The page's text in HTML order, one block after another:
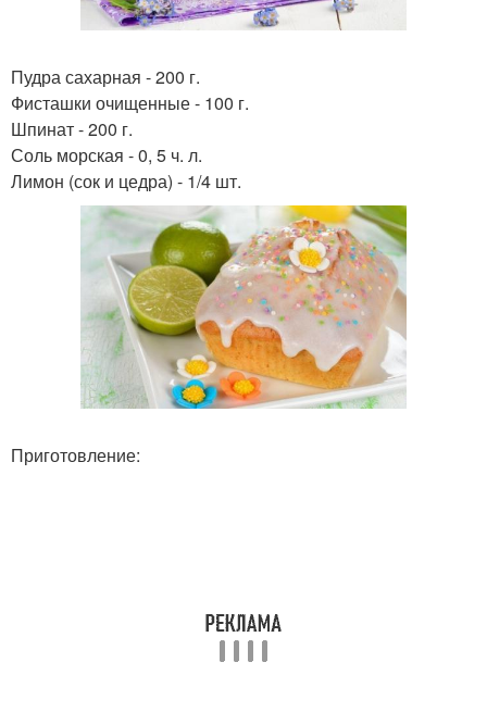
Пудра сахарная - 200 г.
Фисташки очищенные - 100 г.
Шпинат - 200 г.
Соль морская - 0, 5 ч. л.
Лимон (сок и цедра) - 1/4 шт.
Приготовление: